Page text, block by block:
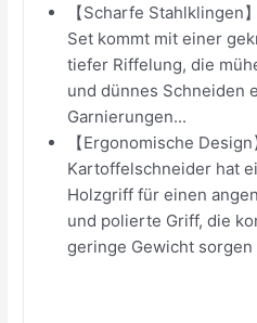
【Scharfe Stahlklingen
Set kommt mit einer
tiefer Riffelung, die
und dünnes Schneiden
Garnierungen...
【Ergonomische
Kartoffelschneider hat
Holzgriff für einen
und polierte Griff, die
geringe Gewicht sorgen